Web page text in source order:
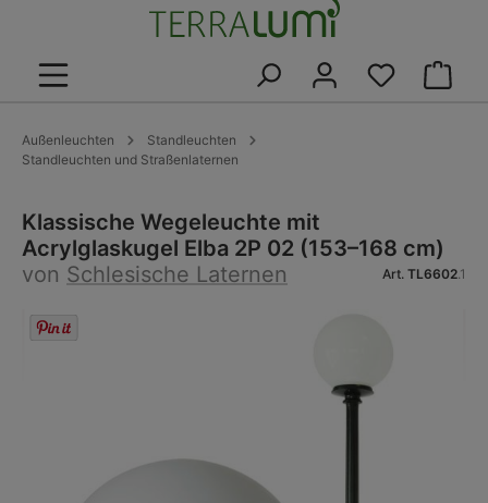
Außenleuchten
Standleuchten
Standleuchten und Straßenlaternen
Klassische Wegeleuchte mit
Acrylglaskugel Elba 2P 02 (153–168 cm)
von Schlesische Laternen Art. TL6602.1
Bildergalerie überspringen